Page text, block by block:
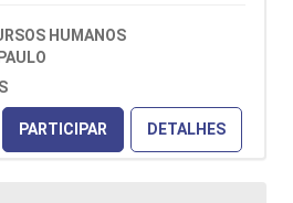
( VIAGENS PARA RIO DE JANEIRO
de contratação: CLT Cidade:
de Atuação: Logística Período:
Características
HUMANOS
PARTICIPAR DETALHES